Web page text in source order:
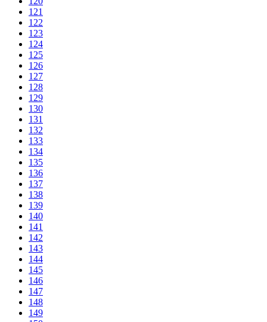
121
122
123
124
125
126
127
128
129
130
131
132
133
134
135
136
137
138
139
140
141
142
143
144
145
146
147
148
149